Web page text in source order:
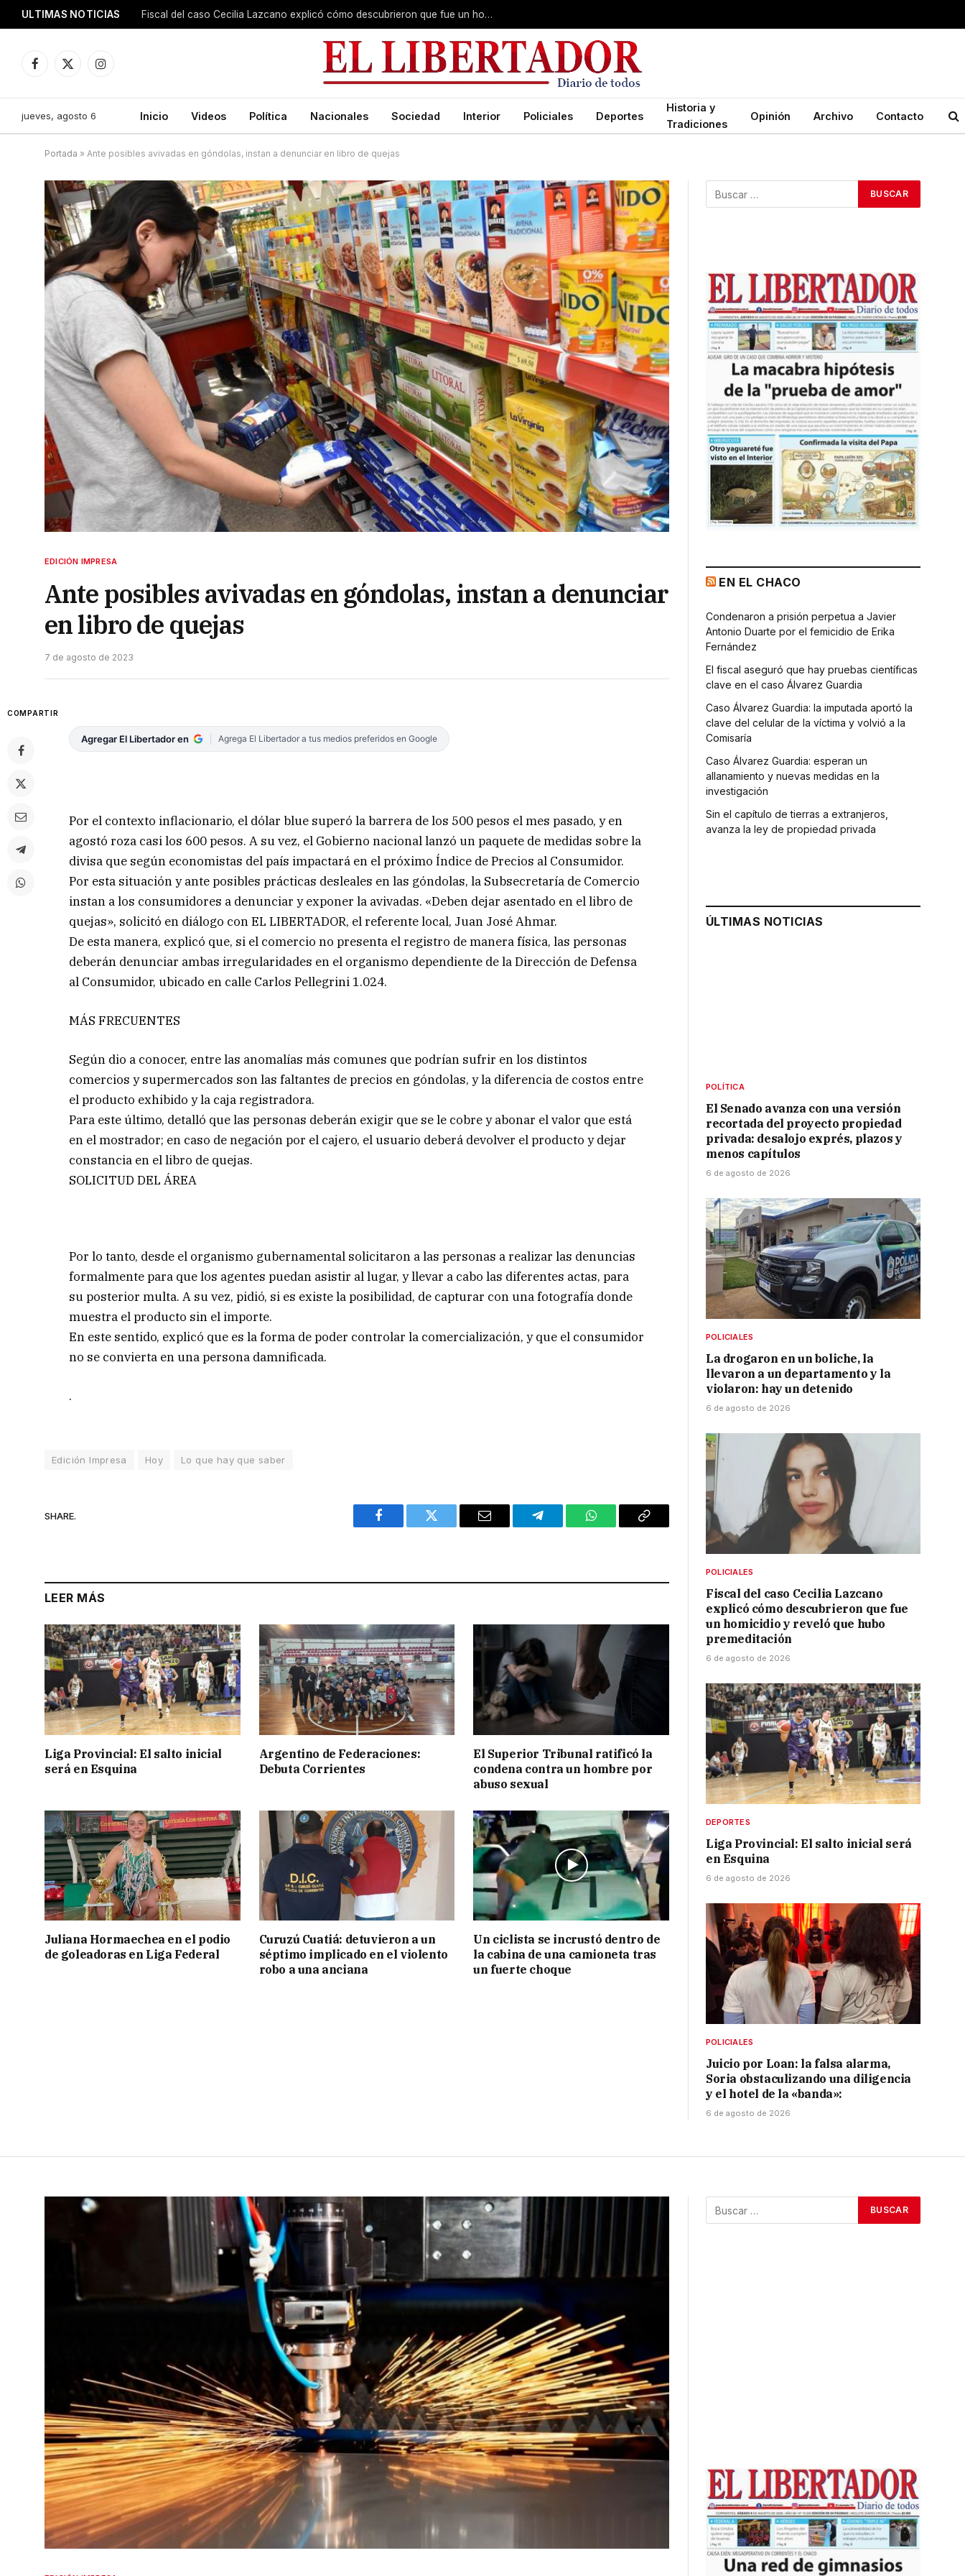
ULTIMAS NOTICIAS Fiscal del caso Cecilia Lazcano explicó cómo descubrieron que fue un homicidio y reveló que hubo premeditación
Facebook
X
Instagram
jueves, agosto 6 Inicio Videos Política Nacionales Sociedad Interior Policiales Deportes
Historia y
Tradiciones
Opinión Archivo Contacto
Portada » Ante posibles avivadas en góndolas, instan a denunciar en libro de quejas
EDICIÓN IMPRESA
Ante posibles avivadas en góndolas, instan a denunciar
en libro de quejas
7 de agosto de 2023
COMPARTIR
Agregar El Libertador en Agrega El Libertador a tus medios preferidos en Google
Por el contexto inflacionario, el dólar blue superó la barrera de los 500 pesos el mes pasado, y en
agostó roza casi los 600 pesos. A su vez, el Gobierno nacional lanzó un paquete de medidas sobre la
divisa que según economistas del país impactará en el próximo Índice de Precios al Consumidor.
Por esta situación y ante posibles prácticas desleales en las góndolas, la Subsecretaría de Comercio
instan a los consumidores a denunciar y exponer la avivadas. «Deben dejar asentado en el libro de
quejas», solicitó en diálogo con EL LIBERTADOR, el referente local, Juan José Ahmar.
De esta manera, explicó que, si el comercio no presenta el registro de manera física, las personas
deberán denunciar ambas irregularidades en el organismo dependiente de la Dirección de Defensa
al Consumidor, ubicado en calle Carlos Pellegrini 1.024.
MÁS FRECUENTES
Según dio a conocer, entre las anomalías más comunes que podrían sufrir en los distintos
comercios y supermercados son las faltantes de precios en góndolas, y la diferencia de costos entre
el producto exhibido y la caja registradora.
Para este último, detalló que las personas deberán exigir que se le cobre y abonar el valor que está
en el mostrador; en caso de negación por el cajero, el usuario deberá devolver el producto y dejar
constancia en el libro de quejas.
SOLICITUD DEL ÁREA
Por lo tanto, desde el organismo gubernamental solicitaron a las personas a realizar las denuncias
formalmente para que los agentes puedan asistir al lugar, y llevar a cabo las diferentes actas, para
su posterior multa. A su vez, pidió, si es existe la posibilidad, de capturar con una fotografía donde
muestra el producto sin el importe.
En este sentido, explicó que es la forma de poder controlar la comercialización, y que el consumidor
no se convierta en una persona damnificada.
.
Edición Impresa Hoy Lo que hay que saber
SHARE.
Facebook Twitter Email Telegram WhatsAppCopy
LEER MÁS
Liga Provincial: El salto inicial
será en Esquina
Argentino de Federaciones:
Debuta Corrientes
El Superior Tribunal ratificó la
condena contra un hombre por
abuso sexual
Juliana Hormaechea en el podio
de goleadoras en Liga Federal
Curuzú Cuatiá: detuvieron a un
séptimo implicado en el violento
robo a una anciana
Un ciclista se incrustó dentro de
la cabina de una camioneta tras
un fuerte choque
EN EL CHACO
Condenaron a prisión perpetua a Javier
Antonio Duarte por el femicidio de Erika
Fernández
El fiscal aseguró que hay pruebas científicas
clave en el caso Álvarez Guardia
Caso Álvarez Guardia: la imputada aportó la
clave del celular de la víctima y volvió a la
Comisaría
Caso Álvarez Guardia: esperan un
allanamiento y nuevas medidas en la
investigación
Sin el capítulo de tierras a extranjeros,
avanza la ley de propiedad privada
ÚLTIMAS NOTICIAS
POLÍTICA
El Senado avanza con una versión
recortada del proyecto propiedad
privada: desalojo exprés, plazos y
menos capítulos
6 de agosto de 2026
POLICIALES
La drogaron en un boliche, la
llevaron a un departamento y la
violaron: hay un detenido
6 de agosto de 2026
POLICIALES
Fiscal del caso Cecilia Lazcano
explicó cómo descubrieron que fue
un homicidio y reveló que hubo
premeditación
6 de agosto de 2026
DEPORTES
Liga Provincial: El salto inicial será
en Esquina
6 de agosto de 2026
POLICIALES
Juicio por Loan: la falsa alarma,
Soria obstaculizando una diligencia
y el hotel de la «banda»:
6 de agosto de 2026